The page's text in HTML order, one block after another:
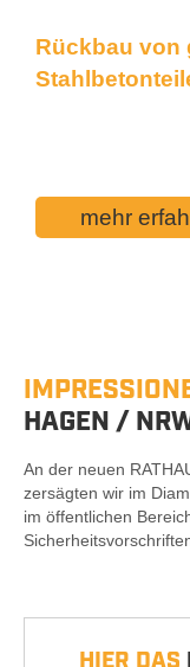
Rückbau von
mehr
HAGEN /
An der neuen
zersägten wir im
im öffentlichen
• •